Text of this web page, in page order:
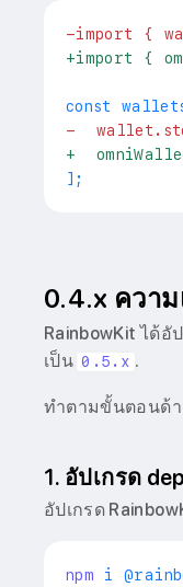
-import {
+import {
-
+
0.4.x ควา
RainbowKit ได้อั
เป็น 0.5.x .
ทำตามขั้นตอนด้า
1. อัปเกรด
อัปเกรด
npm